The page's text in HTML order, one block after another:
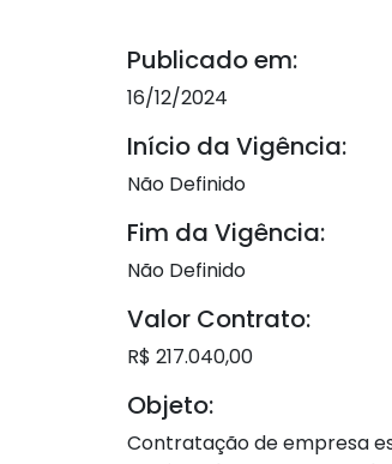
Publicado em:
16/12/2024
Início da Vigência:
Não Definido
Fim da Vigência:
Não Definido
Valor Contrato:
R$ 217.040,00
Objeto:
Contratação de empresa